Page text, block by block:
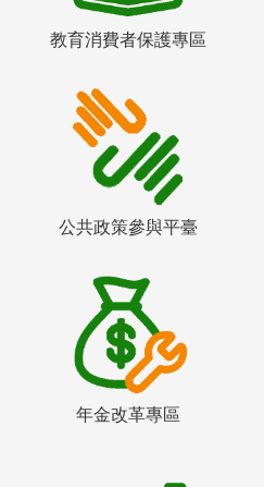
教育消費者保護專區
公共政策參與平臺
年金改革專區